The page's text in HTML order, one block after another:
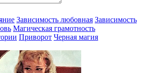
Зависимость любовная Зависимость
Магическая грамотность
Приворот Черная магия